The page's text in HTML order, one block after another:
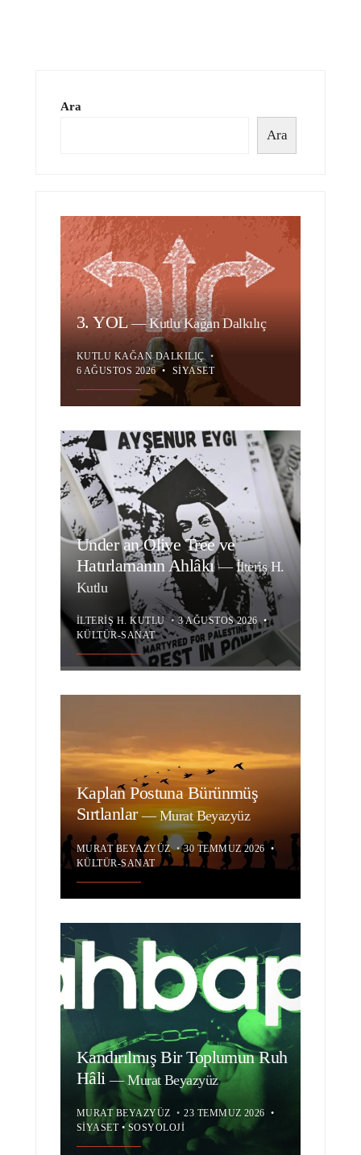
Ara
Ara
3. YOL—Kutlu Kağan Dalkılıç
KUTLU KAĞAN DALKILIÇ •
6 AĞUSTOS 2026 • SIYASET
Under an Olive Tree ve
Hatırlamanın Ahlâkı— İlteriş H.
Kutlu
İLTERIŞ H. KUTLU • 3 AĞUSTOS 2026 •
KÜLTÜR-SANAT
Kaplan Postuna Bürünmüş
Sırtlanlar—Murat Beyazyüz
MURAT BEYAZYÜZ • 30 TEMMUZ 2026 •
KÜLTÜR-SANAT
Kandırılmış Bir Toplumun Ruh
Hâli—Murat Beyazyüz
MURAT BEYAZYÜZ • 23 TEMMUZ 2026 •
SIYASET• SOSYOLOJI